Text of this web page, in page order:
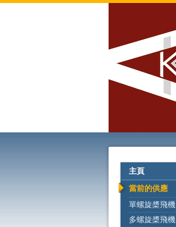
主頁
當前的供應
單螺旋槳飛機
多螺旋槳飛機